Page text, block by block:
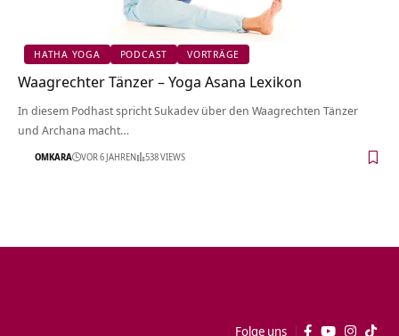
HATHA YOGA PODCAST VORTRÄGE
Waagrechter Tänzer – Yoga Asana Lexikon
In diesem Podhast spricht Sukadev über den Waagrechten Tänzer
und Archana macht…
OMKARA VOR 6 JAHREN 538 VIEWS
Folge uns